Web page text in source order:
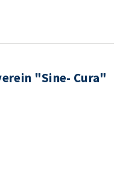
"Sine- Cura"